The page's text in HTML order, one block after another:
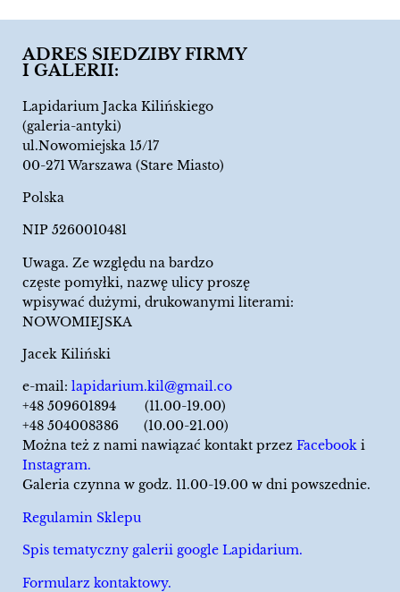
ADRES SIEDZIBY FIRMY
I GALERII:
Lapidarium Jacka Kilińskiego
(galeria-antyki)
ul.Nowomiejska 15/17
00-271 Warszawa (Stare Miasto)
Polska
NIP 5260010481
Uwaga. Ze względu na bardzo
częste pomyłki, nazwę ulicy proszę
wpisywać dużymi, drukowanymi literami:
NOWOMIEJSKA
Jacek Kiliński
e-mail: lapidarium.kil@gmail.co
+48 509601894 (11.00-19.00)
+48 504008386 (10.00-21.00)
Można też z nami nawiązać kontakt przez Facebook i
Instagram.
Galeria czynna w godz. 11.00-19.00 w dni powszednie.
Regulamin Sklepu
Spis tematyczny galerii google Lapidarium.
Formularz kontaktowy.